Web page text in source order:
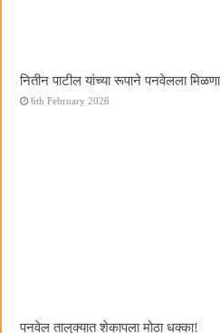
नितीन पाटील यांच्या रूपाने पनवेलला
6th February 2026
पनवेल तालुक्यात शेकापला मोठा धक्का!